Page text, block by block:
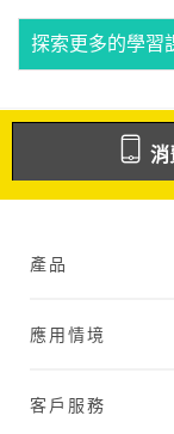
探索更多的學習
消
產品
應用情境
客戶服務